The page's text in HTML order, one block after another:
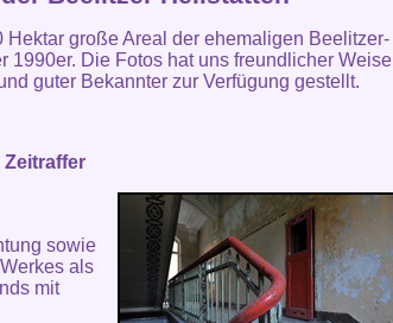
Hektar große Areal der ehemaligen Beelitzer-
1990er. Die Fotos hat uns freundlicher Weise
guter Bekannter zur Verfügung gestellt.
Zeitraffer
sowie
als
mit